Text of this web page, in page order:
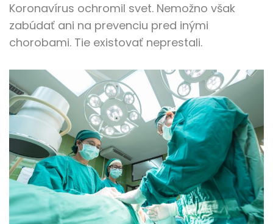
Koronavírus ochromil svet. Nemožno však
zabúdať ani na prevenciu pred inými
chorobami. Tie existovať neprestali.